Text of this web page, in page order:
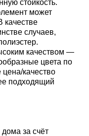
стойкость.
может
качестве
случаев,
качеством —
цвета по
качество
подходящий
за счёт